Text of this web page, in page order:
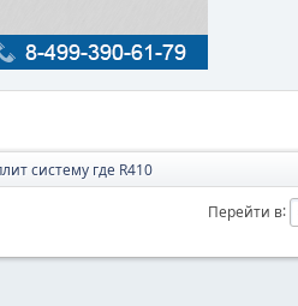
систему где R410
Перейти в